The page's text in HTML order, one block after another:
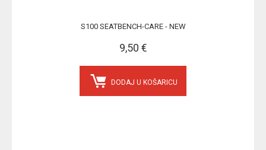
S100 SEATBENCH-CARE - NEW
9,50 €
DODAJ U KOŠARICU